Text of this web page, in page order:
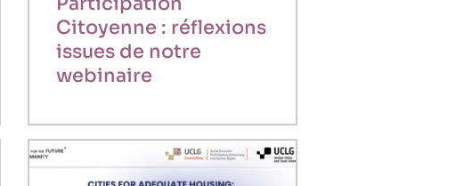
Citoyenne : réflexions
issues de notre
webinaire